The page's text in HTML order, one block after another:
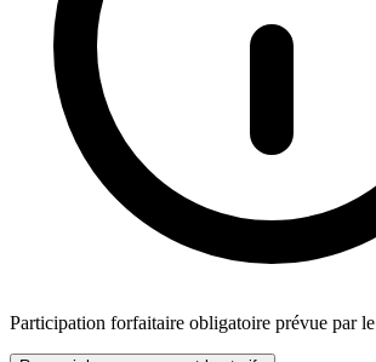
Participation forfaitaire obligatoire prévue par le